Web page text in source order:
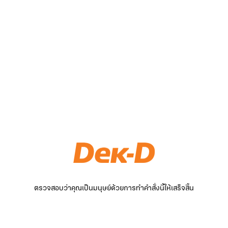
ตรวจสอบว่าคุณเป็นมนุษย์ด้วยการทำคำสั่งนี้ให้เสร็จสิ้น